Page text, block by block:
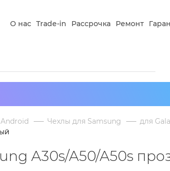
О нас Trade-in Рассрочка Ремонт
Чехлы для Samsung
для
A30s/A50/A50s